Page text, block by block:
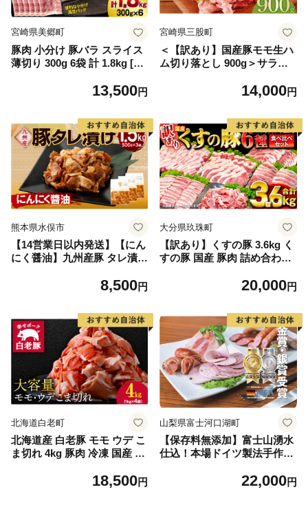
宮崎県美郷町
豚肉 小分け 豚バラ スライス
薄切り 300g 6袋 計 1.8kg [甲
0094] 肉 精肉 お肉 豚 バラ肉
ス肉 小分けパック ふるさと
納税
13,500円
宮崎県三股町
＜【訳あり】国産豚モモ生ハ
ム切り落とし 900g＞サラダ
結婚記念日 贈り物 国産 豚肉
ック【MI574-pl】【株式会社
プラス】
14,000円
熊本県水俣市
【14営業日以内発送】【にん
にく醤油】九州産豚 タレ漬け
付け 小分け 簡単調理8,500円
大分県玖珠町
【訳あり】くすの豚 3.6kg く
すの豚 国産 豚肉 詰め合わせ
小分け 真空パック 冷凍 訳あ
モモ 肩バラ 豚肉 豚肉 豚肉
20,000円
北海道白老町
北海道産 白老豚 モモ ウデ こ
ま切れ 4kg 豚肉 冷凍 国産 ス
18,500円
山梨県富士河口湖町
【保存料無添加】富士山湧水
仕込！本場ドイツ製法手作り
22,000円